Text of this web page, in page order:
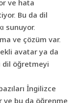
ve hata
Bu da dil
sunuyor.
ve çözüm var.
avatar ya da
dil öğretmeyi
İngilizce
ve bu da öğrenme